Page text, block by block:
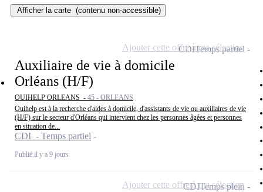
Afficher la carte (contenu non-accessible)
Auxiliaire de vie à domicile
Orléans (H/F)
OUIHELP ORLEANS - 45 - ORLEANS
Ouihelp est à la recherche d'aides à domicile, d'assistants de vie ou auxiliaires de vie
(H/F) sur le secteur d'Orléans qui intervient chez les personnes âgées et personnes
en situation de...
CDI - Temps partiel
Publié il y a 9 jours
CDITemps partiel
Ajouter cette offre à ma sélection
CDITemps plein
Ajouter cette offre à ma sélection